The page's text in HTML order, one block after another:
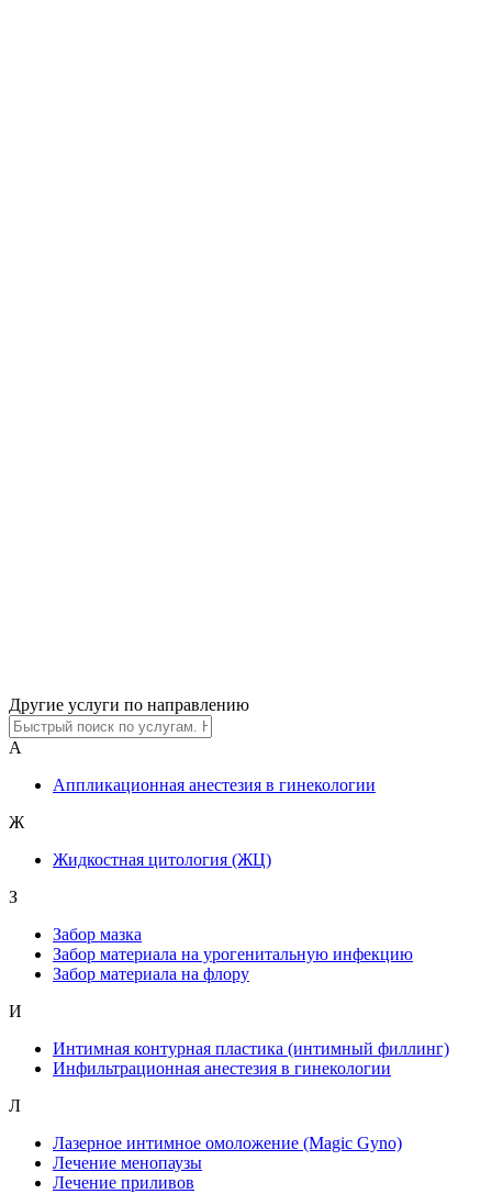
Другие услуги по направлению
А
Аппликационная анестезия в гинекологии
Ж
Жидкостная цитология (ЖЦ)
З
Забор мазка
Забор материала на урогенитальную инфекцию
Забор материала на флору
И
Интимная контурная пластика (интимный филлинг)
Инфильтрационная анестезия в гинекологии
Л
Лазерное интимное омоложение (Magic Gyno)
Лечение менопаузы
Лечение приливов